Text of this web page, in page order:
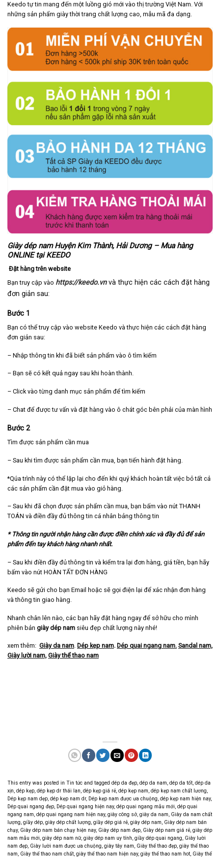
Keedo tự tin mang đến một luồng gió mới vào thị trường Việt Nam. Với
những sản phẩm giày thời trang chất lượng cao, mẫu mã đa dạng.
Giày dép nam Huyện Kim Thành, Hải Dương – Mua hàng
ONLINE tại KEEDO
Đặt hàng trên website
Bạn truy cập vào https://keedo.vnvà thực hiện các cách đặt hàng
đơn giản sau:
Bước 1
Bạn có thể truy cập vào website Keedo và thực hiện các cách đặt hàng
đơn giản sau:
– Nhập thông tin khi đã biết sản phẩm vào ô tìm kiếm
– Bạn sẽ có kết quả ngay sau khi hoàn thành.
– Click vào từng danh mục sản phẩm để tìm kiếm
– Chat để được tư vấn và đặt hàng vào ô chát góc bên phải của màn hình
Bước 2
Tìm được sản phẩm cần mua
– Sau khi tìm được sản phẩm cần mua, bạn tiến hành đặt hàng.
*Qúa trình này có thể lặp lại cho đến khi quý khách hoàn tất việc bỏ tất cả
các sản phẩm cần đặt mua vào giỏ hàng.
– Sau khi đã chọn được sản phẩm cần mua, bạn bấm vào nút THANH
TOÁN và điền đầy đủ thông tin cá nhân bảng thông tin
* Thông tin người nhận hàng cần được điền chính xác và đầy đủ để sản
phẩm đến tay khách hàng nhanh nhất.
– Sau khi điền đầy đủ thông tin và kiểm tra lại đơn hàng, giá tiền, bạn hãy
bấm vào nút HOÀN TẤT ĐƠN HÀNG
Keedo sẽ gửi cho bạn Email hoặc sẽ gọi điện lại để xác nhận đơn hàng
và thông tin giao hàng.
Nhanh chân lên nào, các bạn hãy đặt hàng ngay để sở hữu cho mình
phiên bản giày dép nam siêu đẹp chất lượng này nhé!
xem thêm: Giày da nam. Dép kẹp nam. Dép quai ngang nam. Sandal nam,
Giày lười nam, Giày thể thao nam
This entry was posted in Tin tức and tagged dép da đẹp, dép da nam, dép da tốt, dép da
xịn, dép kẹp, dép kẹp dr thái lan, dép kẹp giá rẻ, dép kẹp nam, dép kẹp nam chất lương,
Dép kẹp nam dẹp, dép kẹp nam dr, Dép kẹp nam được ưa chuộng, dép kẹp nam hiện nay,
Dép quai ngang đẹp, Dép quai ngang hiện nay, dép quai ngang mẫu mới, dép quai
ngang nam, dép quai ngang nam hiện nay, giày công sở, giày da nam, Giày da nam chất
lượng, giầy dép, giày dép chất lượng, giầy dép giá rẻ, giày dép nam, Giày dép nam bán
chạy, Giày dép nam bán chạy hiện nay, Giày dép nam đẹp, Giày dép nam giá rẻ, giày dép
nam mẫu mới, giày dép nam nữ, giày dép nam uy tính, giầy dép quai ngang, Giày lười
nam đẹp, Giày lười nam được ưa chuộng, giày tây nam, Giày thể thao đẹp, giày thể thao
nam, Giày thể thao nam chất, giày thể thao nam hiện nay, giày thể thao nam hot, Giày thể